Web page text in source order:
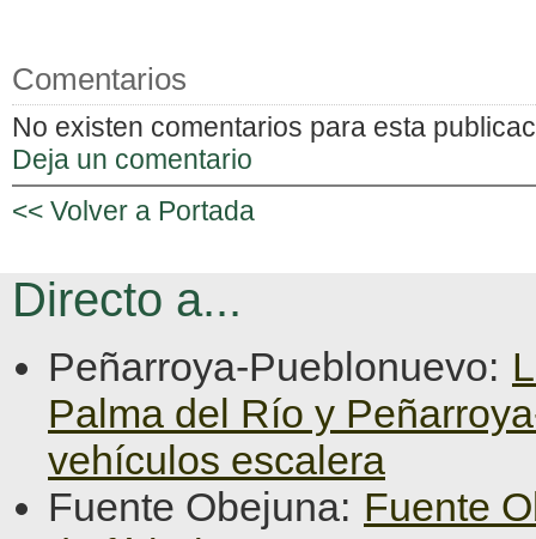
Comentarios
No existen comentarios para esta
Deja un comentario
<< Volver a Portada
Directo a...
Peñarroya-Pueblonuevo:
Palma del Río y
vehículos escalera
Fuente Obejuna: Fuente